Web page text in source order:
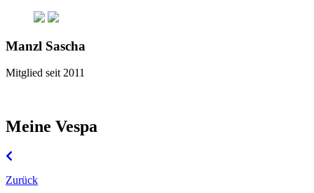
Manzl Sascha
Mitglied seit 2011
Meine Vespa
Zurück